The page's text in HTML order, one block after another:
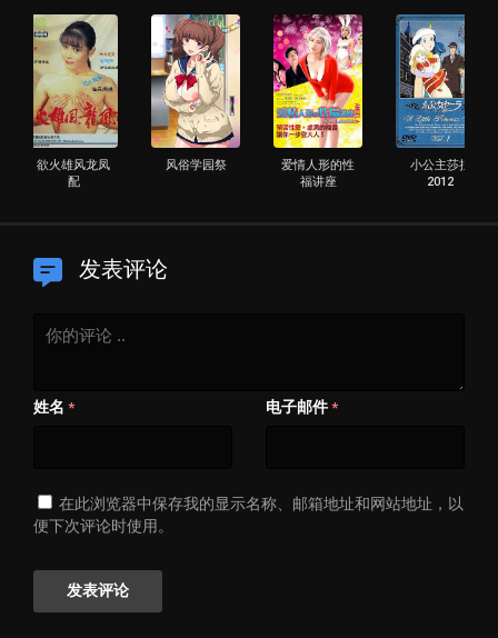
欲火雄风龙凤
配
风俗学园祭
爱情人形的性
福讲座
小公主莎拉
2012
发表评论
姓名 * 电子邮件 *
在此浏览器中保存我的显示名称、邮箱地址和网站地址，以
便下次评论时使用。